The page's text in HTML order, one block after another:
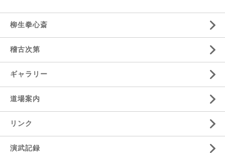
柳生拳心斎
稽古次第
ギャラリー
道場案内
リンク
演武記録